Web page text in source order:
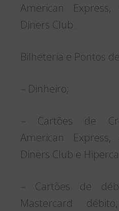
American
Diners Club.
Bilheteria e Pontos
– Dinheiro;
– Cartões de
American
Diners Club e
– Cartões de
Mastercard